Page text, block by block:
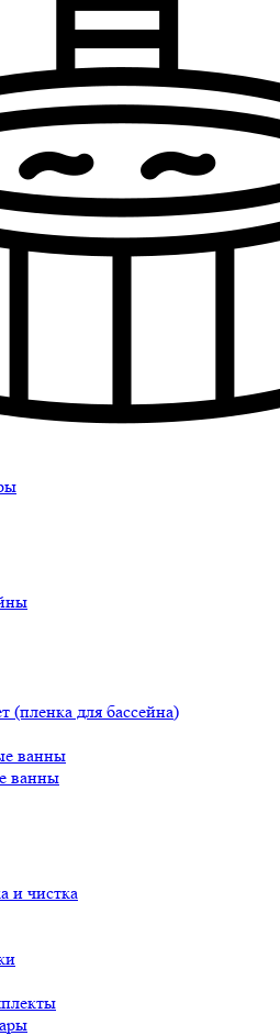
(пленка для бассейна)
ванны
ванны
и чистка